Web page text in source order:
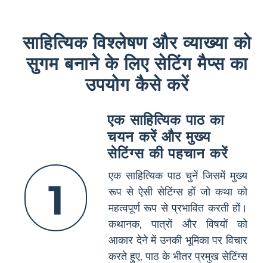
साहित्यिक विश्लेषण और व्याख्या को
सुगम बनाने के लिए सेटिंग मैप्स का
उपयोग कैसे करें
1
एक साहित्यिक पाठ का
चयन करें और मुख्य
सेटिंग्स की पहचान करें
एक साहित्यिक पाठ चुनें जिसमें मुख्य
रूप से ऐसी सेटिंग्स हों जो कथा को
महत्वपूर्ण रूप से प्रभावित करती हों।
कथानक, पात्रों और विषयों को
आकार देने में उनकी भूमिका पर विचार
करते हुए, पाठ के भीतर प्रमुख सेटिंग्स